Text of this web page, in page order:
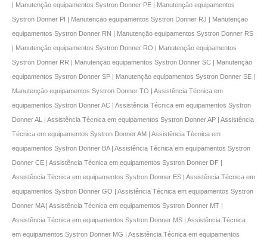
| Manutençāo equipamentos Systron Donner PE | Manutençāo equipamentos
Systron Donner PI | Manutençāo equipamentos Systron Donner RJ | Manutençāo
equipamentos Systron Donner RN | Manutençāo equipamentos Systron Donner RS
| Manutençāo equipamentos Systron Donner RO | Manutençāo equipamentos
Systron Donner RR | Manutençāo equipamentos Systron Donner SC | Manutençāo
equipamentos Systron Donner SP | Manutençāo equipamentos Systron Donner SE |
Manutençāo equipamentos Systron Donner TO | Assistência Técnica em
equipamentos Systron Donner AC | Assistência Técnica em equipamentos Systron
Donner AL | Assistência Técnica em equipamentos Systron Donner AP | Assistência
Técnica em equipamentos Systron Donner AM | Assistência Técnica em
equipamentos Systron Donner BA | Assistência Técnica em equipamentos Systron
Donner CE | Assistência Técnica em equipamentos Systron Donner DF |
Assistência Técnica em equipamentos Systron Donner ES | Assistência Técnica em
equipamentos Systron Donner GO | Assistência Técnica em equipamentos Systron
Donner MA | Assistência Técnica em equipamentos Systron Donner MT |
Assistência Técnica em equipamentos Systron Donner MS | Assistência Técnica
em equipamentos Systron Donner MG | Assistência Técnica em equipamentos